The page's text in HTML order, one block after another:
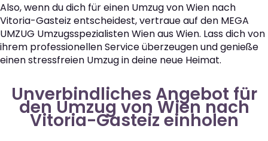
Also, wenn du dich für einen Umzug von Wien nach
Vitoria-Gasteiz entscheidest, vertraue auf den MEGA
UMZUG Umzugsspezialisten Wien aus Wien. Lass dich von
ihrem professionellen Service überzeugen und genieße
einen stressfreien Umzug in deine neue Heimat.
Unverbindliches Angebot für
den Umzug von Wien nach
Vitoria-Gasteiz einholen